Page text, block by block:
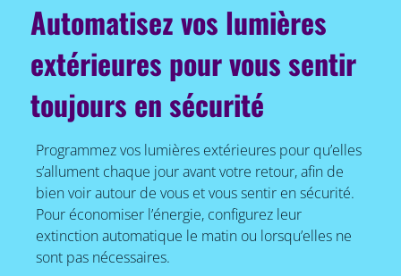
Automatisez vos lumières
extérieures pour vous sentir
toujours en sécurité
Programmez vos lumières extérieures pour qu’elles
s’allument chaque jour avant votre retour, afin de
bien voir autour de vous et vous sentir en sécurité.
Pour économiser l’énergie, configurez leur
extinction automatique le matin ou lorsqu’elles ne
sont pas nécessaires.